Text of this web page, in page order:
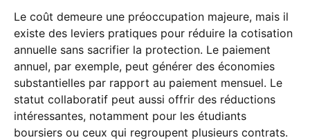
Le coût demeure une préoccupation majeure, mais il
existe des leviers pratiques pour réduire la cotisation
annuelle sans sacrifier la protection. Le paiement
annuel, par exemple, peut générer des économies
substantielles par rapport au paiement mensuel. Le
statut collaboratif peut aussi offrir des réductions
intéressantes, notamment pour les étudiants
boursiers ou ceux qui regroupent plusieurs contrats.